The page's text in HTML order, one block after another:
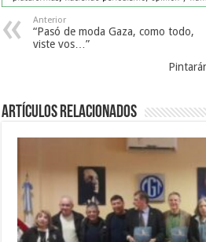
Anterior
“Pasó de moda Gaza, como todo,
viste vos…”
Artículos Relacionados